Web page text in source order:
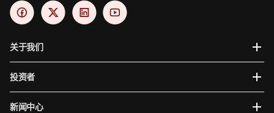
关于我们
投资者
新闻中心